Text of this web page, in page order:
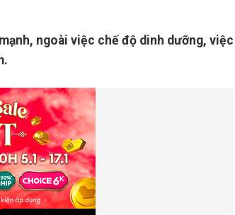
ngoài việc chế độ dinh dưỡng, việc